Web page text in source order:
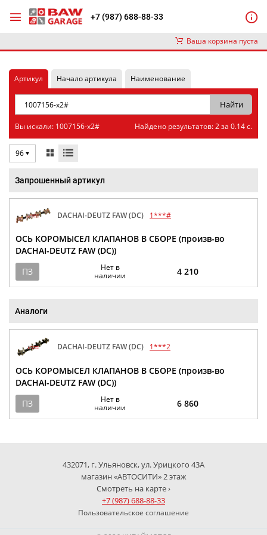
+7 (987) 688-88-33
Ваша корзина пуста
Артикул Начало артикула Наименование
Вы искали: 1007156-x2# Найдено результатов: 2 за 0.14 с.
96
Запрошенный артикул
DACHAI-DEUTZ FAW (DC) 1***#
ОСЬ КОРОМЫСЕЛ КЛАПАНОВ В СБОРЕ (произв-во
DACHAI-DEUTZ FAW (DC))
ПЗ
Нет в
наличии
4 210
Аналоги
DACHAI-DEUTZ FAW (DC) 1***2
ОСЬ КОРОМЫСЕЛ КЛАПАНОВ В СБОРЕ (произв-во
DACHAI-DEUTZ FAW (DC))
ПЗ
Нет в
наличии
6 860
432071, г. Ульяновск, ул. Урицкого 43А
магазин «АВТОСИТИ» 2 этаж
Смотреть на карте ›
+7 (987) 688-88-33
Пользовательское соглашение